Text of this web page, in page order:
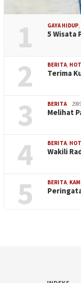
1 GAYA HIDUP
5 Wisata
2 BERITA HOT
Terima
3 BERITA
Melihat
4 BERITA HOT
Wakili
5 BERITA